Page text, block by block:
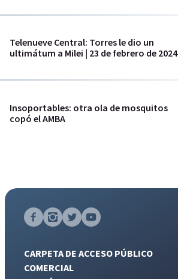
Telenueve Central: Torres le dio un
ultimátum a Milei | 23 de febrero de 2024
Insoportables: otra ola de mosquitos
copó el AMBA
CARPETA DE ACCESO PÚBLICO
COMERCIAL